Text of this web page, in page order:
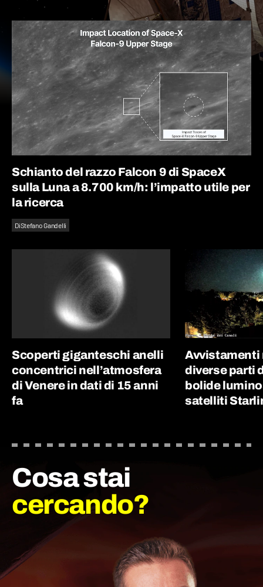
Schianto del razzo Falcon 9 di SpaceX
sulla Luna a 8.700 km/h: l’impatto utile per
la ricerca
DiStefano Gandelli
Scoperti giganteschi anelli
concentrici nell’atmosfera
di Venere in dati di 15 anni
fa
Avvistamenti
diverse parti
bolide
satelliti
Cosa stai
cercando?